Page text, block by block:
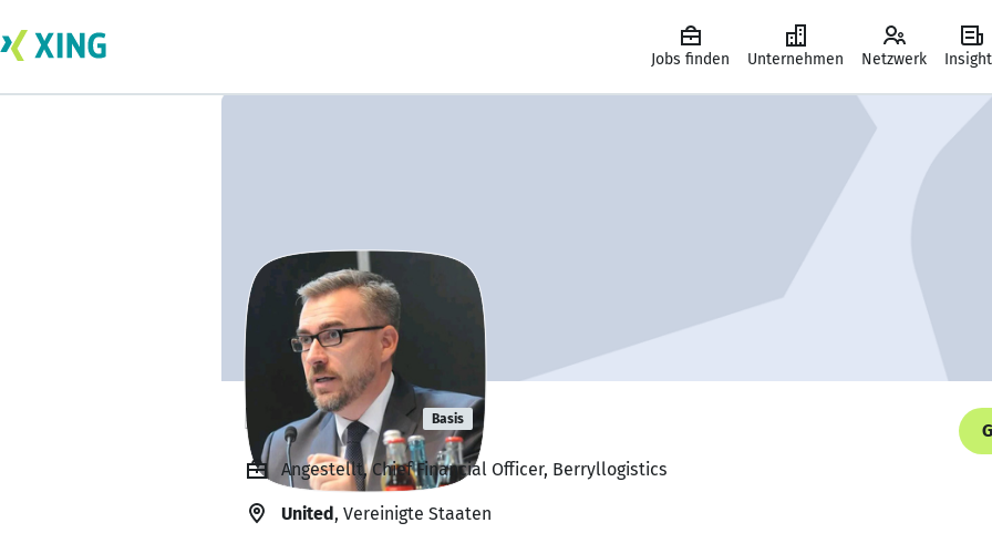
Jobs finden Unternehmen Netzwerk
Ivanka Josef Basis
Angestellt, Chief Financial Officer, Berryllogistics
United, Vereinigte Staaten